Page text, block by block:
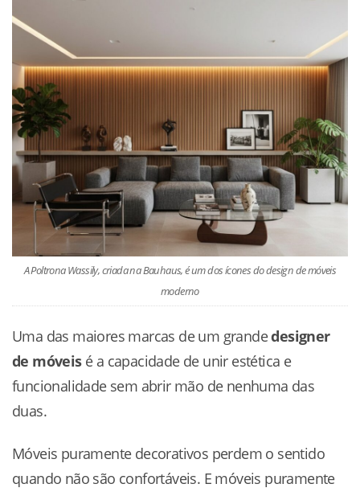
A Poltrona Wassily, criada na Bauhaus, é um dos ícones do design de móveis
moderno
Uma das maiores marcas de um grandedesigner
de móveisé a capacidade de unir estética e
funcionalidade sem abrir mão de nenhuma das
duas.
Móveis puramente decorativos perdem o sentido
quando não são confortáveis. E móveis puramente